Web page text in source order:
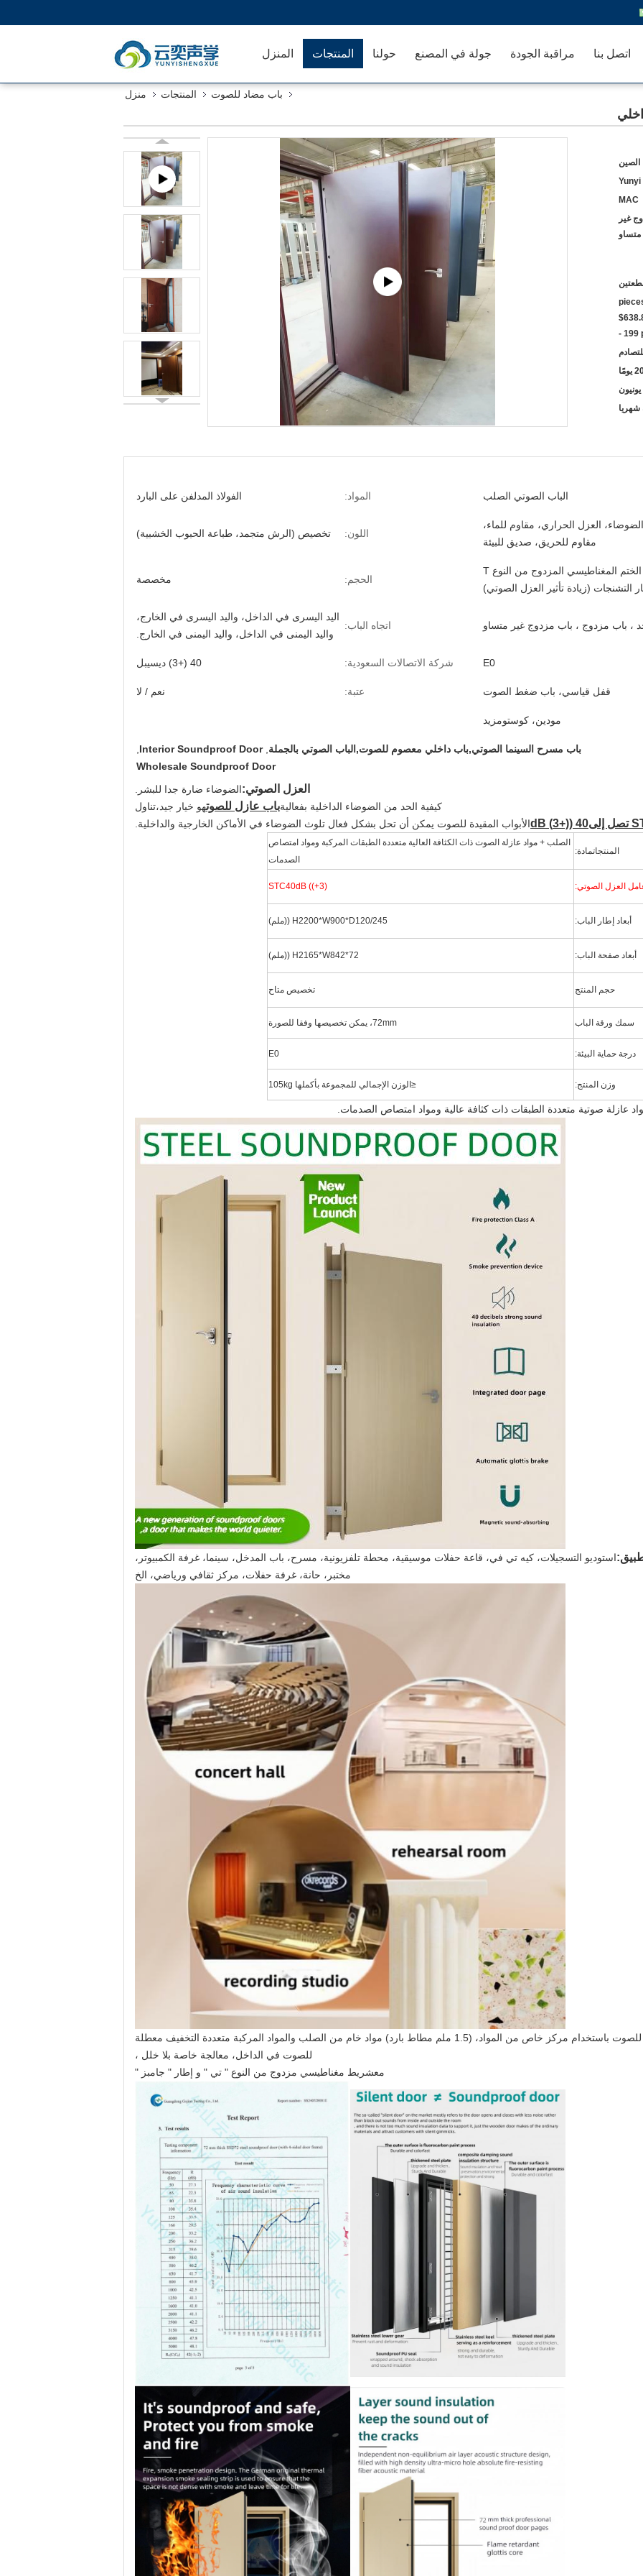
المنزل المنتجات حولنا جولة في المصنع مراقبة الجودة اتصل بنا
منزل المنتجات باب مضاد للصوت
الصين
MAC
غير
متساو
$723.60~$800 2 - 49
- 199
الباب الصوتي الصلب المواد: الفولاذ المدلفن على البارد
العزل الحراري، مقاوم للماء،
مقاوم للحريق، صديق للبيئة
اللون: تخصيص (الرش متجمد، طباعة الحبوب الخشبية)
شريط الختم المغناطيسي المزدوج من النوع T
التشنجات (زيادة تأثير العزل الصوتي)
الحجم: مخصصة
، باب مزدوج ، باب مزدوج غير متساو اتجاه الباب:
اليد اليسرى في الداخل، واليد اليسرى في الخارج،
واليد اليمنى في الداخل، واليد اليمنى في الخارج.
E0 شركة الاتصالات السعودية: 40 (+3) ديسيبل
قفل قياسي، باب ضغط الصوت عتبة: نعم / لا
مودين، كوستومزيد
باب مسرح السينما الصوتي,باب داخلي معصوم للصوت,الباب الصوتي بالجملة ,
Interior Soundproof Door
Wholesale Soundproof Door
العزل الصوتي:الضوضاء ضارة جدا للبشر.
كيفية الحد من الضوضاء الداخلية بفعاليةباب عازل للصوتهو خيار جيد،تناول
40 ((+3) dB الأبواب المقيدة للصوت يمكن أن تحل بشكل فعال تلوث الضوضاء في الأماكن الخارجية والداخلية.
المنتجاتمادة:
الصلب + مواد عازلة الصوت ذات الكثافة العالية متعددة الطبقات المركبة ومواد امتصاص
الصدمات
العزل الصوتي: STC40dB ((+3)
أبعاد إطار الباب: H2200*W900*D120/245 ((ملم)
أبعاد صفحة الباب: H2165*W842*72 ((ملم)
حجم المنتج تخصيص متاح
سمك ورقة الباب 72mm، يمكن تخصيصها وفقا للصورة
درجة حماية البيئة: E0
وزن المنتج: ≤ الوزن الإجمالي للمجموعة بأكملها 105kg
عازلة صوتية متعددة الطبقات ذات كثافة عالية ومواد امتصاص الصدمات.
استوديو التسجيلات، كيه تي في، قاعة حفلات موسيقية، محطة تلفزيونية، مسرح، باب المدخل، سينما، غرفة الكمبيوتر،
مختبر، حانة، غرفة حفلات، مركز ثقافي ورياضي، الخ
: يتم بناء الأبواب المقاومة للصوت باستخدام مركز خاص من المواد، (1.5 ملم مطاط بارد) مواد خام من الصلب والمواد المركبة متعددة التخفيف معطلة
للصوت في الداخل، معالجة خاصة بلا خلل ،
معشريط مغناطيسي مزدوج من النوع " تي " و إطار " جامبز "